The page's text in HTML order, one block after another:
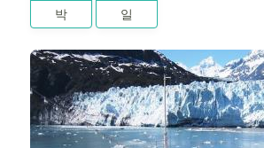
박 일